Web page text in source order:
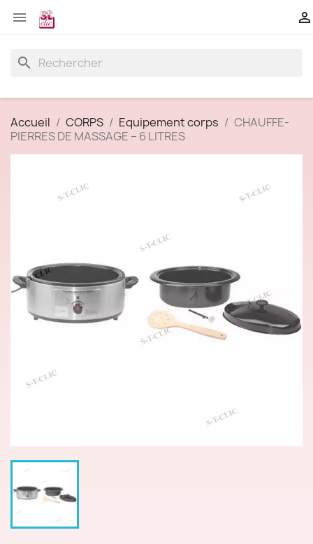
 
search
Accueil CORPS Equipement corps
CHAUFFE-
PIERRES DE MASSAGE – 6 LITRES